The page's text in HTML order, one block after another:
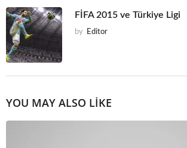
FİFA 2015 ve Türkiye Ligi
by Editor
YOU MAY ALSO LIKE